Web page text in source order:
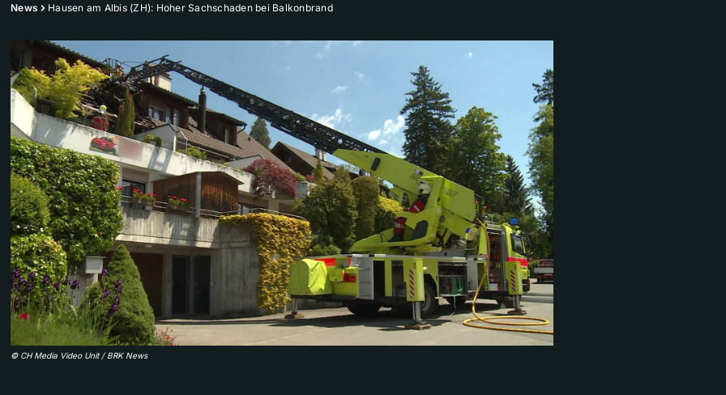
News Hausen am Albis (ZH): Hoher Sachschaden bei Balkonbrand
© CH Media Video Unit / BRK News